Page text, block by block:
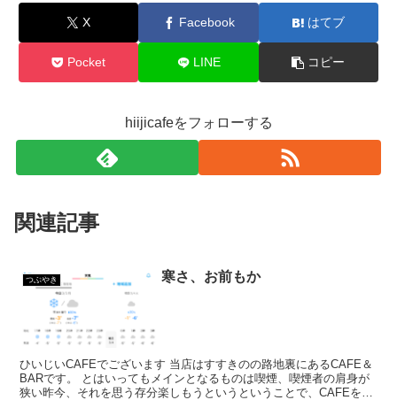
X Facebook はてブ
Pocket LINE コピー
hiijicafeをフォローする
関連記事
つぶやき 寒さ、お前もか
ひいじいCAFEでございます 当店はすすきのの路地裏にあるCAFE＆
BARです。 とはいってもメインとなるものは喫煙、喫煙者の肩身が
狭い昨今、それを思う存分楽しもうというということで、CAFEを名